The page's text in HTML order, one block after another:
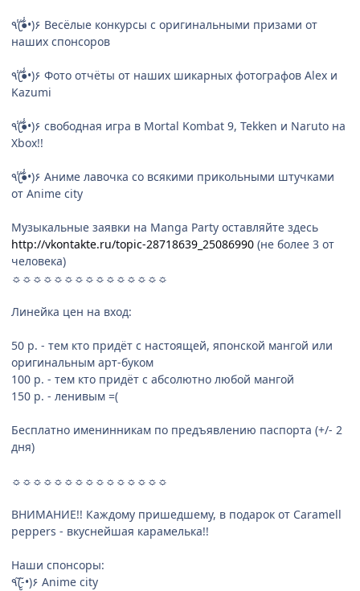
٩(̾●̮̮̃̾•̃̾)۶ Весёлые конкурсы с оригинальными призами от
наших спонсоров
٩(̾●̮̮̃̾•̃̾)۶ Фото отчёты от наших шикарных фотографов Alex и
Kazumi
٩(̾●̮̮̃̾•̃̾)۶ свободная игра в Mortal Kombat 9, Tekken и Naruto на
Xbox!!
٩(̾●̮̮̃̾•̃̾)۶ Аниме лавочка со всякими прикольными штучками
от Anime city
Музыкальные заявки на Manga Party оставляйте здесь
http://vkontakte.ru/topic-28718639_25086990 (не более 3 от
человека)
☼☼☼☼☼☼☼☼☼☼☼☼☼☼☼
Линейка цен на вход:
50 р. - тем кто придёт с настоящей, японской мангой или
оригинальным арт-буком
100 р. - тем кто придёт с абсолютно любой мангой
150 р. - ленивым =(
Бесплатно именинникам по предъявлению паспорта (+/- 2
дня)
☼☼☼☼☼☼☼☼☼☼☼☼☼☼☼
ВНИМАНИЕ!! Каждому пришедшему, в подарок от Caramell
peppers - вкуснейшая карамелька!!
Наши спонсоры:
٩(-̮̮̃•̃)۶ Anime city